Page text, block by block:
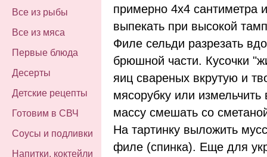
Все из рыбы
Все из мяса
Первые блюда
Десерты
Детские рецепты
Готовим в СВЧ
Соусы и подливки
Напитки, коктейли
примерно 4х4 сантиметра
выпекать при высокой
Филе сельди разрезать
брюшной части. Кусочки
яиц свареных вкрутую и
мясорубку или
массу смешать со
На тартинку выложить
филе (спинка). Еще для